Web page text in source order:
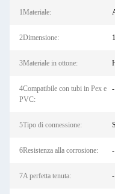
1Materiale:
2Dimensione:
3Materiale in ottone:
4Compatibile con tubi in Pex e
PVC:
5Tipo di connessione:
6Resistenza alla corrosione:
7A perfetta tenuta: